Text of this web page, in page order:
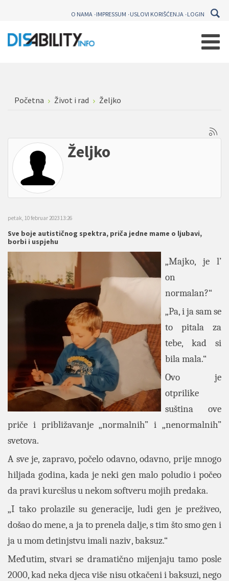
O NAMA IMPRESSUM USLOVI KORIŠĆENJA LOGIN
Početna Život i rad Željko
Željko
petak, 10 februar 2023 13:26
Sve boje autističnog spektra, priča jedne mame o ljubavi,
borbi i uspjehu
„Majko, je l’
on
normalan?“
„Pa, i ja sam se
to pitala za
tebe, kad si
bila mala.“
Ovo je
otprilike
suština ove
priče i približavanje „normalnih” i „nenormalnih”
svetova.
A sve je, zapravo, počelo odavno, odavno, prije mnogo
hiljada godina, kada je neki gen malo poludio i počeo
da pravi kurcšlus u nekom softveru mojih predaka.
„I tako prolazile su generacije, ludi gen je preživeo,
došao do mene, a ja to prenela dalje, s tim što smo gen i
ja u mom detinjstvu imali naziv , baksuz.“
Međutim, stvari se dramatično mijenjaju tamo posle
2000, kad neka djeca više nisu otkačeni i baksuzi, nego